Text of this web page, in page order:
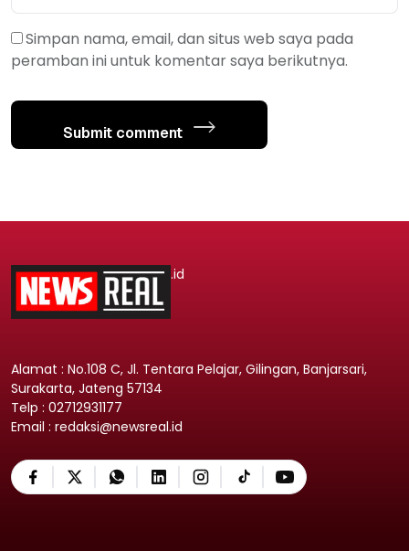
Simpan nama, email, dan situs web saya pada
peramban ini untuk komentar saya berikutnya.
Submit comment
.id
Alamat : No.108 C, Jl. Tentara Pelajar, Gilingan, Banjarsari,
Surakarta, Jateng 57134
Telp : 02712931177
Email : redaksi@newsreal.id